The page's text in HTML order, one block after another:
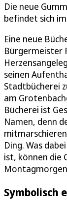
Die neue
befindet sich
Eine neue
Bürgermeister
seinen
Stadtbücherei
am
Bücherei ist
Namen, denn
Ding. Was
ist, können die
Symbolisch